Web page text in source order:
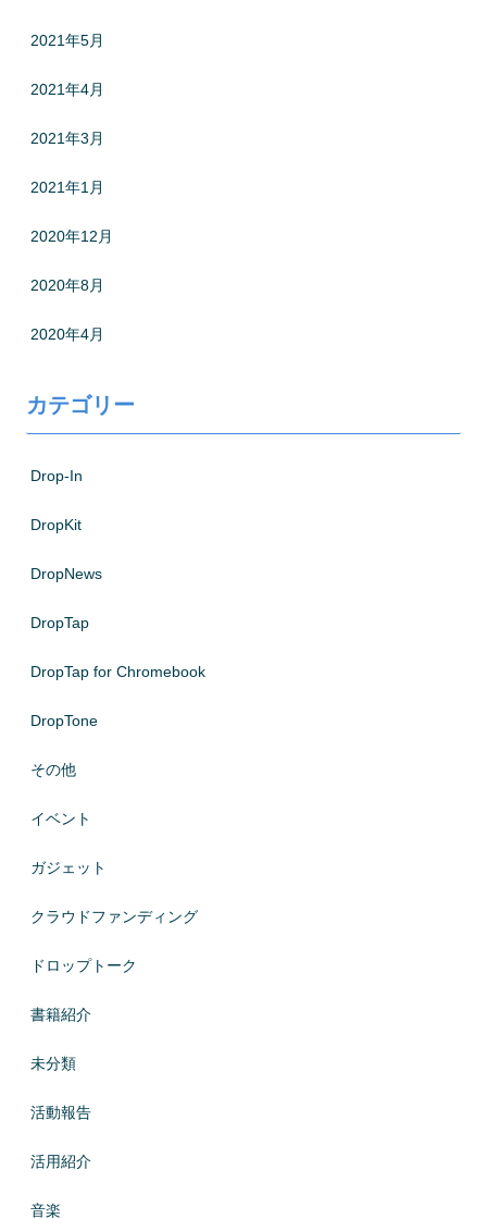
2021年5月
2021年4月
2021年3月
2021年1月
2020年12月
2020年8月
2020年4月
カテゴリー
Drop-In
DropKit
DropNews
DropTap
DropTap for Chromebook
DropTone
その他
イベント
ガジェット
クラウドファンディング
ドロップトーク
書籍紹介
未分類
活動報告
活用紹介
音楽